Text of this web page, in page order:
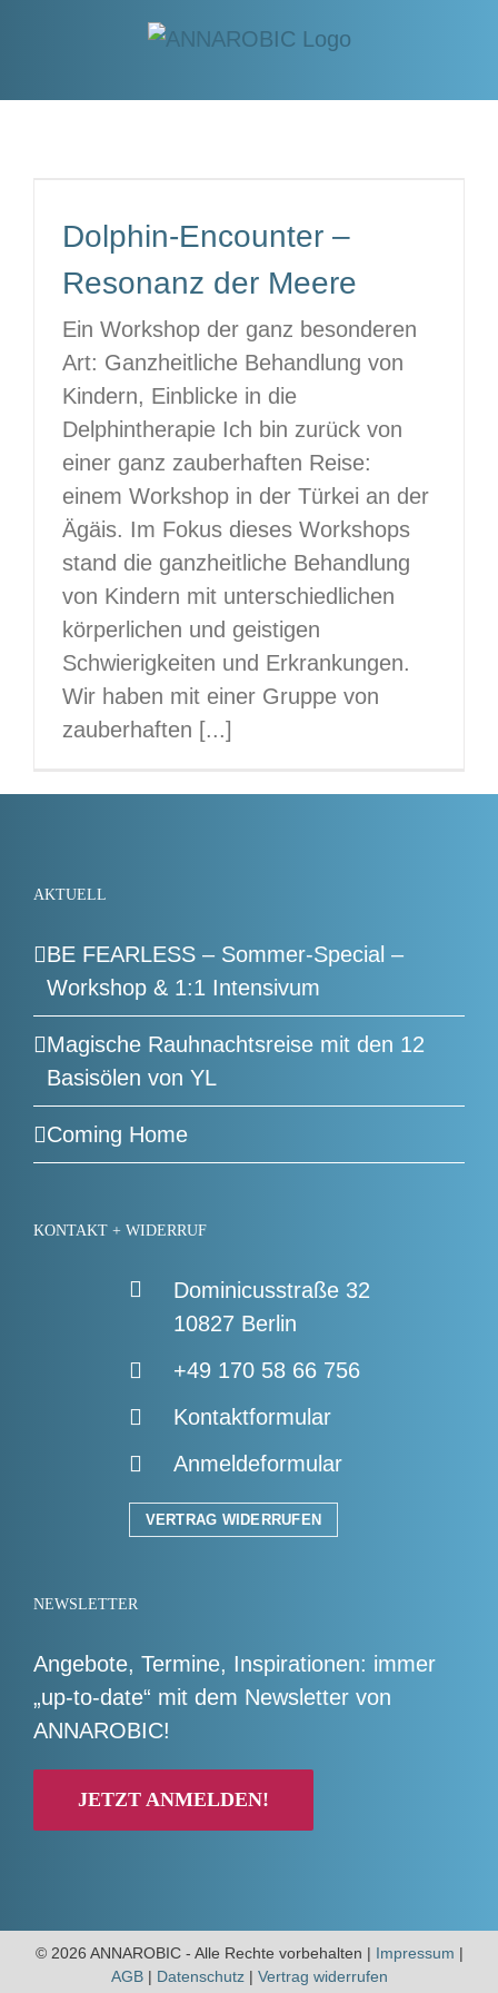
Dolphin-Encounter –
Resonanz der Meere
Ein Workshop der ganz besonderen
Art: Ganzheitliche Behandlung von
Kindern, Einblicke in die
Delphintherapie Ich bin zurück von
einer ganz zauberhaften Reise:
einem Workshop in der Türkei an der
Ägäis. Im Fokus dieses Workshops
stand die ganzheitliche Behandlung
von Kindern mit unterschiedlichen
körperlichen und geistigen
Schwierigkeiten und Erkrankungen.
Wir haben mit einer Gruppe von
zauberhaften [...]
AKTUELL
BE FEARLESS – Sommer-Special –
Workshop & 1:1 Intensivum
Magische Rauhnachtsreise mit den 12
Basisölen von YL
Coming Home
KONTAKT + WIDERRUF
Dominicusstraße 32
10827 Berlin
+49 170 58 66 756
Kontaktformular
Anmeldeformular
VERTRAG WIDERRUFEN
NEWSLETTER
Angebote, Termine, Inspirationen: immer
„up-to-date“ mit dem Newsletter von
ANNAROBIC!
JETZT ANMELDEN!
© 2026 ANNAROBIC - Alle Rechte vorbehalten | Impressum |
AGB| Datenschutz| Vertrag widerrufen